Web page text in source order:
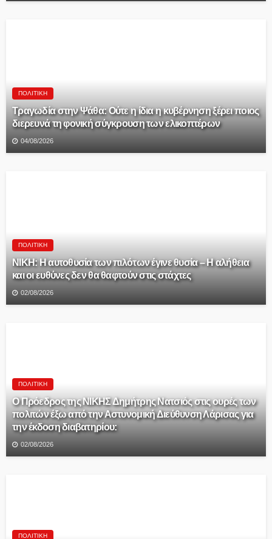
ΠΟΛΙΤΙΚΉ
Τραγωδία στην Ψάθα: Ούτε η ίδια η κυβέρνηση ξέρει ποιος
διερευνά τη φονική σύγκρουση των ελικοπτέρων
04/08/2026
ΠΟΛΙΤΙΚΉ
ΝΙΚΗ: Η αυτοθυσία των πιλότων έγινε θυσία – Η αλήθεια
και οι ευθύνες δεν θα θαφτούν στις στάχτες
02/08/2026
ΠΟΛΙΤΙΚΉ
Ο Πρόεδρος της ΝΙΚΗΣ Δημήτρης Νατσιός στις ουρές των
πολιτών έξω από την Αστυνομική Διεύθυνση Λάρισας για
την έκδοση διαβατηρίου:
02/08/2026
ΠΟΛΙΤΙΚΉ